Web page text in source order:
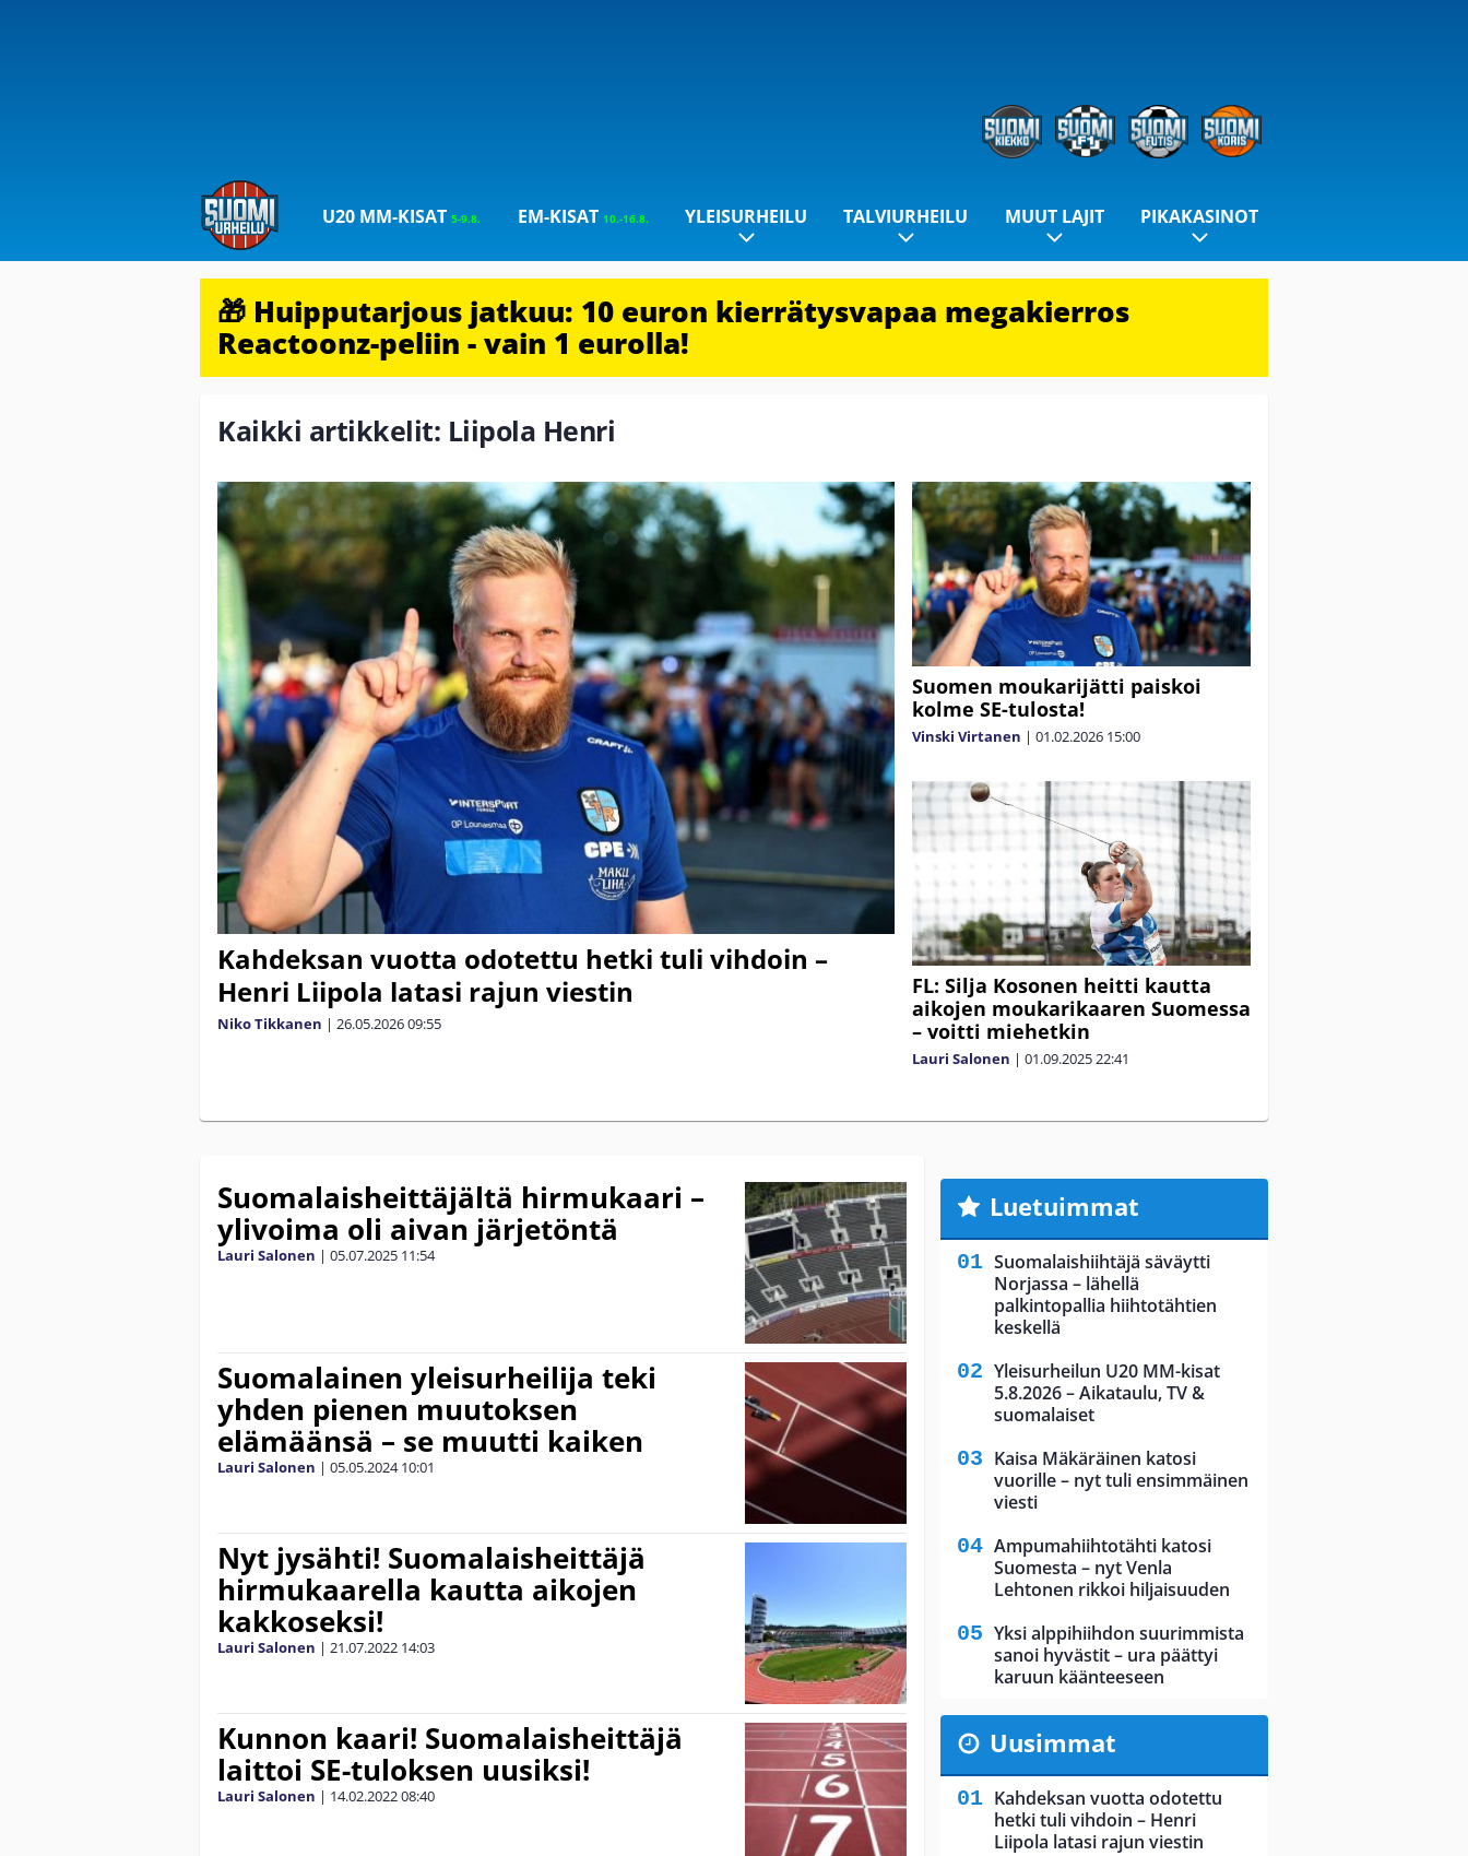
U20 MM-KISAT5-9.8. EM-KISAT 10.-16.8. YLEISURHEILU TALVIURHEILU MUUT LAJIT PIKAKASINOT
🎁 Huipputarjous jatkuu: 10 euron kierrätysvapaa megakierros
Reactoonz-peliin - vain 1 eurolla!
Kaikki artikkelit: Liipola Henri
Kahdeksan vuotta odotettu hetki tuli vihdoin –
Henri Liipola latasi rajun viestin
Niko Tikkanen | 26.05.202609:55
Suomen moukarijätti paiskoi
kolme SE-tulosta!
Vinski Virtanen | 01.02.2026 15:00
FL: Silja Kosonen heitti kautta
aikojen moukarikaaren Suomessa
– voitti miehetkin
Lauri Salonen | 01.09.202522:41
Suomalaisheittäjältä hirmukaari –
ylivoima oli aivan järjetöntä
Lauri Salonen | 05.07.2025 11:54
Suomalainen yleisurheilija teki
yhden pienen muutoksen
elämäänsä – se muutti kaiken
Lauri Salonen | 05.05.2024 10:01
Nyt jysähti! Suomalaisheittäjä
hirmukaarella kautta aikojen
kakkoseksi!
Lauri Salonen | 21.07.2022 14:03
Kunnon kaari! Suomalaisheittäjä
laittoi SE-tuloksen uusiksi!
Lauri Salonen | 14.02.202208:40
Luetuimmat
Suomalaishiihtäjä säväytti
Norjassa – lähellä
palkintopallia hiihtotähtien
keskellä
Yleisurheilun U20 MM-kisat
5.8.2026 – Aikataulu, TV &
suomalaiset
Kaisa Mäkäräinen katosi
vuorille – nyt tuli ensimmäinen
viesti
Ampumahiihtotähti katosi
Suomesta – nyt Venla
Lehtonen rikkoi hiljaisuuden
Yksi alppihiihdon suurimmista
sanoi hyvästit – ura päättyi
karuun käänteeseen
Uusimmat
Kahdeksan vuotta odotettu
hetki tuli vihdoin – Henri
Liipola latasi rajun viestin